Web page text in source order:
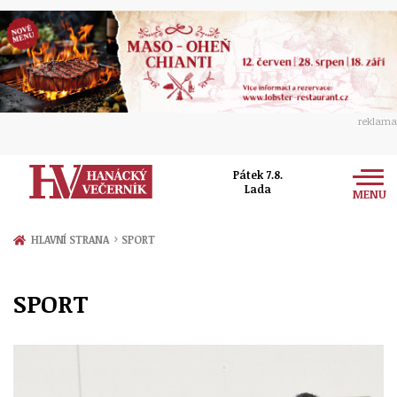
reklama
Pátek 7.8.
Lada
MENU
Zprávy
Politika
Kultura
Společnost
HLAVNÍ STRANA › SPORT
SPORT